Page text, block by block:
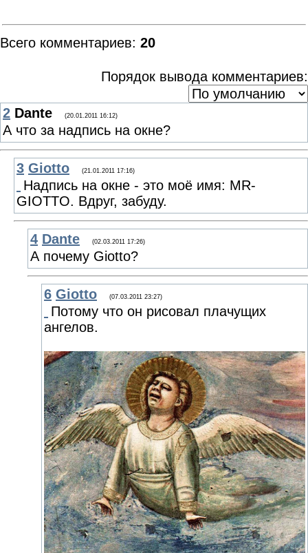
Всего комментариев: 20
Порядок вывода комментариев:
2 Dante (20.01.2011 16:12)
А что за надпись на окне?
3 Giotto (21.01.2011 17:16)
Надпись на окне - это моё имя: MR-
GIOTTO. Вдруг, забуду.
4 Dante (02.03.2011 17:26)
А почему Giotto?
6 Giotto (07.03.2011 23:27)
Потому что он рисовал плачущих
ангелов.